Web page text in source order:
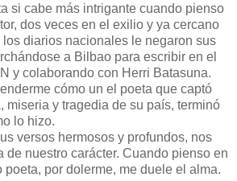
si cabe más intrigante cuando pienso
dos veces en el exilio y ya cercano
diarios nacionales le negaron sus
a Bilbao para escribir en el
y colaborando con Herri Batasuna.
cómo un el poeta que captó
miseria y tragedia de su país, terminó
lo hizo.
versos hermosos y profundos, nos
de nuestro carácter. Cuando pienso en
poeta, por dolerme, me duele el alma.